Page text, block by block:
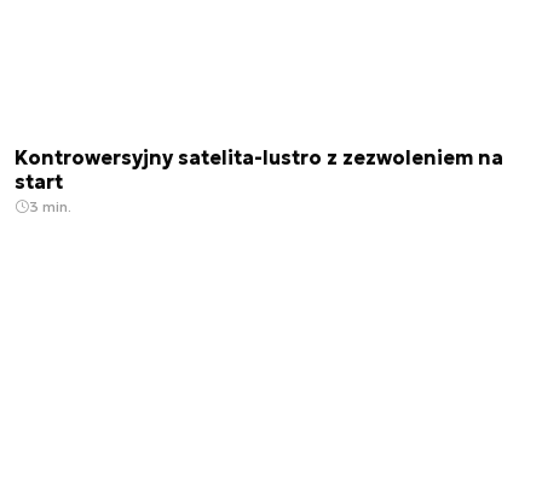
Kontrowersyjny satelita-lustro z zezwoleniem na
start
3 min.